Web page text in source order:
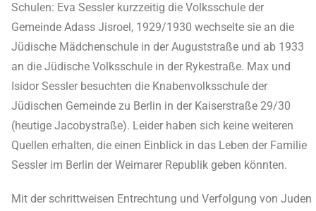
Schulen: Eva Sessler kurzzeitig die Volksschule der
Gemeinde Adass Jisroel, 1929/1930 wechselte sie an die
Jüdische Mädchenschule in der Auguststraße und ab 1933
an die Jüdische Volksschule in der Rykestraße. Max und
Isidor Sessler besuchten die Knabenvolksschule der
Jüdischen Gemeinde zu Berlin in der Kaiserstraße 29/30
(heutige Jacobystraße). Leider haben sich keine weiteren
Quellen erhalten, die einen Einblick in das Leben der Familie
Sessler im Berlin der Weimarer Republik geben könnten.
Mit der schrittweisen Entrechtung und Verfolgung von Juden